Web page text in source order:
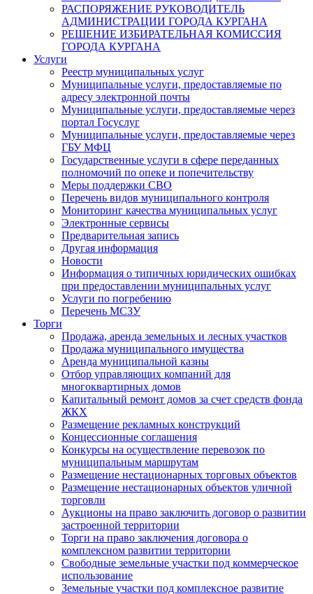
РАСПОРЯЖЕНИЕ РУКОВОДИТЕЛЬ
АДМИНИСТРАЦИИ ГОРОДА КУРГАНА
РЕШЕНИЕ ИЗБИРАТЕЛЬНАЯ КОМИССИЯ
ГОРОДА КУРГАНА
Услуги
Реестр муниципальных услуг
Муниципальные услуги, предоставляемые по
адресу электронной почты
Муниципальные услуги, предоставляемые через
портал Госуслуг
Муниципальные услуги, предоставляемые через
ГБУ МФЦ
Государственные услуги в сфере переданных
полномочий по опеке и попечительству
Меры поддержки СВО
Перечень видов муниципального контроля
Мониторинг качества муниципальных услуг
Электронные сервисы
Предварительная запись
Другая информация
Новости
Информация о типичных юридических ошибках
при предоставлении муниципальных услуг
Услуги по погребению
Перечень МСЗУ
Торги
Продажа, аренда земельных и лесных участков
Продажа муниципального имущества
Аренда муниципальной казны
Отбор управляющих компаний для
многоквартирных домов
Капитальный ремонт домов за счет средств фонда
ЖКХ
Размещение рекламных конструкций
Концессионные соглашения
Конкурсы на осуществление перевозок по
муниципальным маршрутам
Размещение нестационарных торговых объектов
Размещение нестационарных объектов уличной
торговли
Аукционы на право заключить договор о развитии
застроенной территории
Торги на право заключения договора о
комплексном развитии территории
Свободные земельные участки под коммерческое
использование
Земельные участки под комплексное развитие